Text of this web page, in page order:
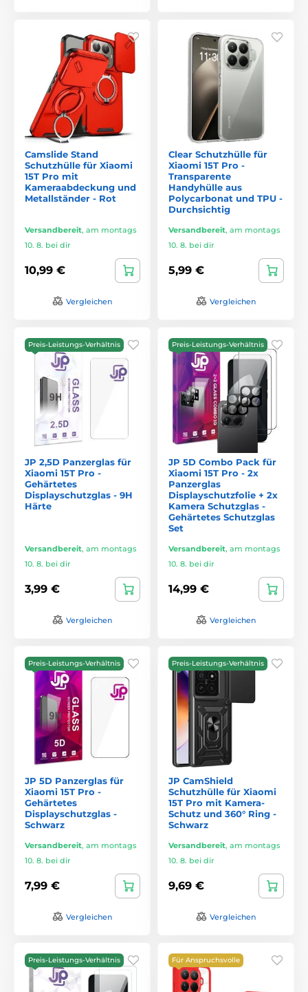
Camslide Stand
Schutzhülle für Xiaomi
15T Pro mit
Kameraabdeckung und
Metallständer - Rot
Versandbereit, am montags
10. 8. bei dir
10,99 €
Vergleichen
Clear Schutzhülle für
Xiaomi 15T Pro -
Transparente
Handyhülle aus
Polycarbonat und TPU -
Durchsichtig
Versandbereit, am montags
10. 8. bei dir
5,99 €
Vergleichen
Preis-Leistungs-Verhältnis
JP 2,5D Panzerglas für
Xiaomi 15T Pro -
Gehärtetes
Displayschutzglas - 9H
Härte
Versandbereit, am montags
10. 8. bei dir
3,99 €
Vergleichen
Preis-Leistungs-Verhältnis
JP 5D Combo Pack für
Xiaomi 15T Pro - 2x
Panzerglas
Displayschutzfolie + 2x
Kamera Schutzglas -
Gehärtetes Schutzglas
Set
Versandbereit, am montags
10. 8. bei dir
14,99 €
Vergleichen
Preis-Leistungs-Verhältnis
JP 5D Panzerglas für
Xiaomi 15T Pro -
Gehärtetes
Displayschutzglas -
Schwarz
Versandbereit, am montags
10. 8. bei dir
7,99 €
Vergleichen
Preis-Leistungs-Verhältnis
JP CamShield
Schutzhülle für Xiaomi
15T Pro mit Kamera-
Schutz und 360° Ring -
Schwarz
Versandbereit, am montags
10. 8. bei dir
9,69 €
Vergleichen
Preis-Leistungs-Verhältnis Für Anspruchsvolle